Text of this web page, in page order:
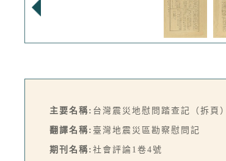
主要名稱: 台灣震災地慰問踏查記（拆頁）
翻譯名稱: 臺灣地震災區勘察慰問記
期刊名稱: 社會評論1卷4號